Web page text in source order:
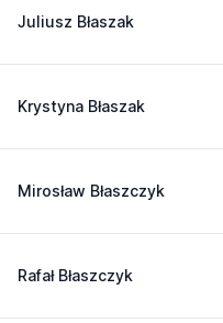
Juliusz Błaszak
Krystyna Błaszak
Mirosław Błaszczyk
Rafał Błaszczyk